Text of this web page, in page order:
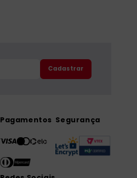
Cadastrar
Pagamentos Segurança